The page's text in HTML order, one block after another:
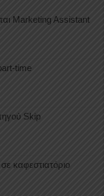
Marketing Assistant
time
Skip
καφεστιατόριο